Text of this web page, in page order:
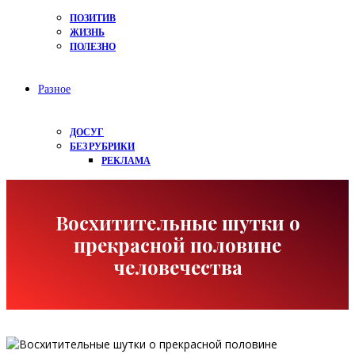
ПОЗИТИВ
ЖИЗНЬ
ПОЛЕЗНО
Разное
ДОСУГ
БЕЗ РУБРИКИ
РЕКЛАМА
Восхитительные шутки о
прекрасной половине
человечества